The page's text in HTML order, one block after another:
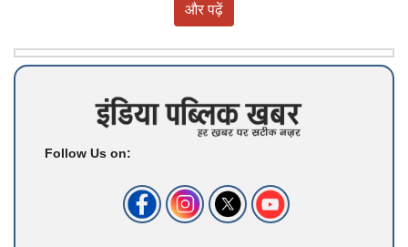
और पढ़ें
Follow Us on: